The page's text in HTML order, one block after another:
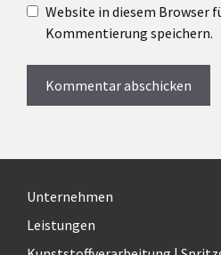
Website in diesem Browser
Kommentierung speichern.
e
n
Unternehmen
Leistungen